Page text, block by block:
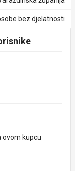
bez djelatnosti
ovom kupcu